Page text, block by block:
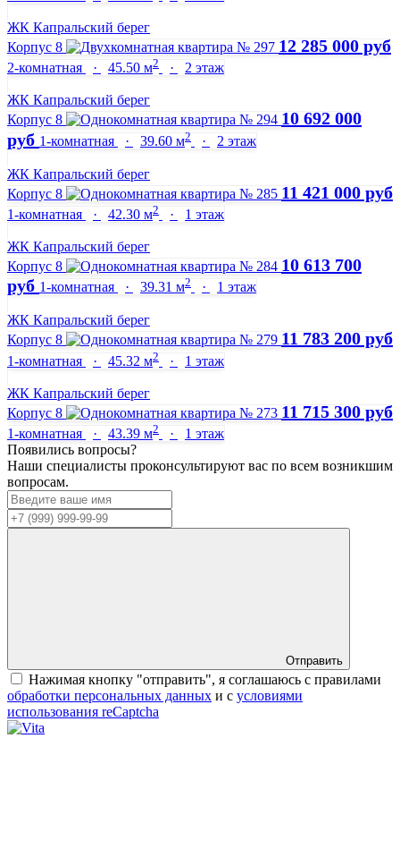
ЖК Капральский берег
Корпус 8
12 285 000 руб
2-комнатная · 45.50 м2 · 2 этаж
ЖК Капральский берег
Корпус 8
10 692 000
руб 1-комнатная · 39.60 м2 · 2 этаж
ЖК Капральский берег
Корпус 8
11 421 000 руб
1-комнатная · 42.30 м2 · 1 этаж
ЖК Капральский берег
Корпус 8
10 613 700
руб 1-комнатная · 39.31 м2 · 1 этаж
ЖК Капральский берег
Корпус 8
11 783 200 руб
1-комнатная · 45.32 м2 · 1 этаж
ЖК Капральский берег
Корпус 8
11 715 300 руб
1-комнатная · 43.39 м2 ·
1 этаж
Появились вопросы?
Наши специалисты проконсультируют вас по всем возникшим
вопросам.
Отправить
Нажимая кнопку "отправить", я соглашаюсь с правилами
обработки персональных данных и с условиями
использования reCaptcha